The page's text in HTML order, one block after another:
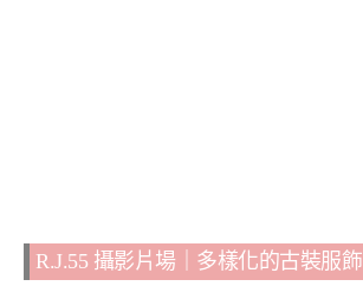
R.J.55 攝影片場｜多樣化的古裝服飾